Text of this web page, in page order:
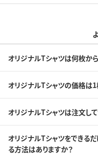
オリジナルTシャツは何枚か
オリジナルTシャツの価格は1
オリジナルTシャツは注文し
オリジナルTシャツをできる
る方法はありますか？